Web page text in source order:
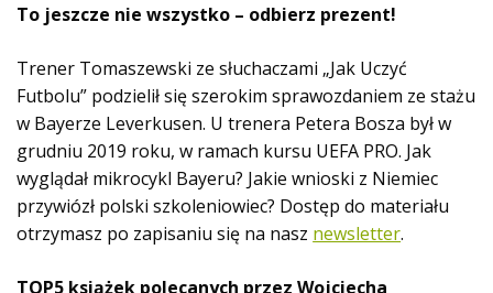
To jeszcze nie wszystko – odbierz prezent!
Trener Tomaszewski ze słuchaczami „Jak Uczyć
Futbolu” podzielił się szerokim sprawozdaniem ze stażu
w Bayerze Leverkusen. U trenera Petera Bosza był w
grudniu 2019 roku, w ramach kursu UEFA PRO. Jak
wyglądał mikrocykl Bayeru? Jakie wnioski z Niemiec
przywiózł polski szkoleniowiec? Dostęp do materiału
otrzymasz po zapisaniu się na nasz newsletter.
TOP5 książek polecanych przez Wojciecha